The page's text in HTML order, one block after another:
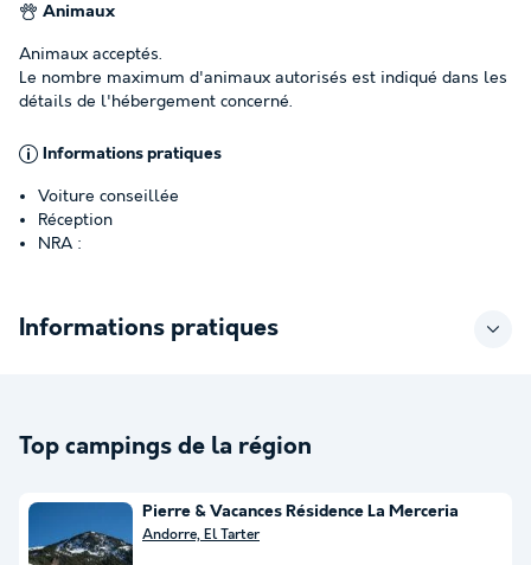
Animaux
Animaux acceptés.
Le nombre maximum d'animaux autorisés est indiqué dans les
détails de l'hébergement concerné.
Informations pratiques
Voiture conseillée
Réception
NRA :
Informations pratiques
Top campings de la région
Pierre & Vacances Résidence La Merceria
Andorre, El Tarter